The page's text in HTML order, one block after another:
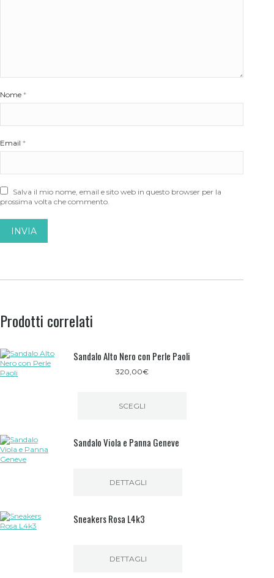
Nome *
Email *
Salva il mio nome, email e sito web in questo browser per la
prossima volta che commento.
Prodotti correlati
Sandalo Alto Nero con Perle Paoli
320,00€
SCEGLI
ha
nella
Sandalo Viola e Panna Geneve
DETTAGLI
Sneakers Rosa L4k3
DETTAGLI